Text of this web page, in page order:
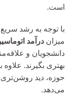
است.
با توجه به رشد
میزان درآمد
دانشجویان و
بهتری بگیرند.
حوزه، دید
می‌دهد.